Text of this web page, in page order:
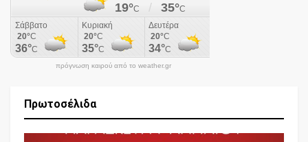
πρόγνωση καιρού από το weather.gr
Πρωτοσέλιδα